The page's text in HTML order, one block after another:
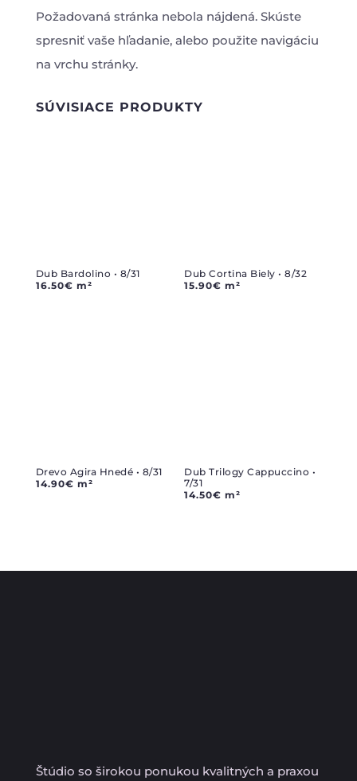
Požadovaná stránka nebola nájdená. Skúste
spresniť vaše hľadanie, alebo použite navigáciu
na vrchu stránky.
SÚVISIACE PRODUKTY
Dub Bardolino • 8/31
16.50€ m²
Dub Cortina Biely • 8/32
15.90€ m²
Drevo Agira Hnedé • 8/31
14.90€ m²
Dub Trilogy Cappuccino •
7/31
14.50€ m²
Štúdio so širokou ponukou kvalitných a praxou